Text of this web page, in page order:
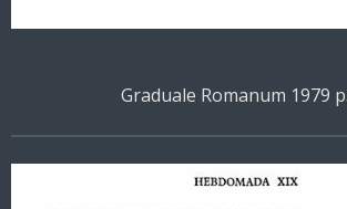
Graduale Romanum 1979